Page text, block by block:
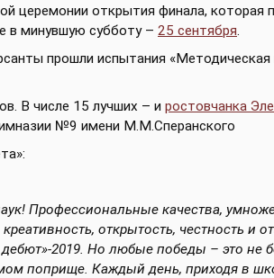
церемонии открытия финала, которая
в минувшую субботу – 25 сентября.
прошли испытания «Методическая
В числе 15 лучших – и ростовчанка
№9 имени М.М.Сперанского
Профессиональные качества,
открытость, честность и
2019. Но любые победы – это не
поприще. Каждый день, приходя в